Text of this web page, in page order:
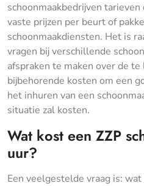
schoonmaakbedrijven
vaste prijzen per beurt of
schoonmaakdiensten. Het is
vragen bij verschillende
afspraken te maken over de
bijbehorende kosten om een
het inhuren van een
situatie zal kosten.
Wat kost een ZZP
uur?
Een veelgestelde vraag is: